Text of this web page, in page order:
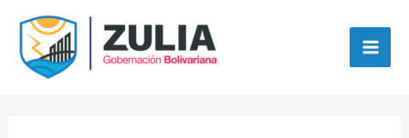
contenido
contenido